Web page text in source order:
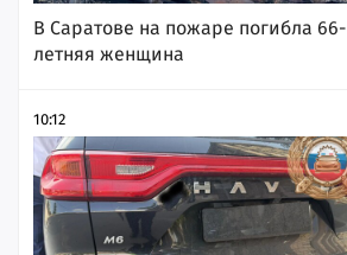
В Саратове на пожаре погибла 66-
летняя женщина
10:12